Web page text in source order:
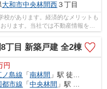
大和市中央林間西３丁目
校があります。経済的なメリットも
ります。当社では不動産情報を数
丁目 新築戸建 全2棟
円
ノ島線 「南林間 」駅 徒歩18分
都市線 「中央林間 」駅 徒歩21分